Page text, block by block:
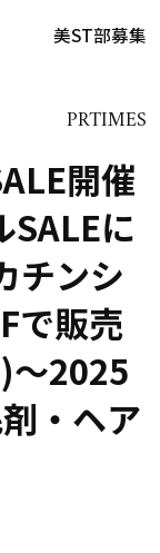
美ST部募集
PRTIMES
開催
に
チンシ
で販売
～2025
・ヘア